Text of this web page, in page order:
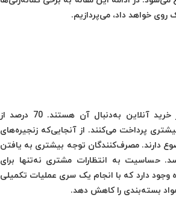
مصرف کنندگان بسته‌بندی و مواد قابل بازیافت را دوست دارند و به‌طور فزاینده‌ای در خرید آنلاین به‌دنبال آن هستند. 70 درصد از
پرداخت می‌کنند. از آنجایی‌که زنجیره‌های
موضوع دارند. مصرف‌کنندگان توجه بیشتری به یافتن
حساسیت به انتظارات مشتری نه‌تنها برای
وجود دارد که با انجام یک سری عملیات تکمیلی
بسته‌بندی را کاهش دهد.